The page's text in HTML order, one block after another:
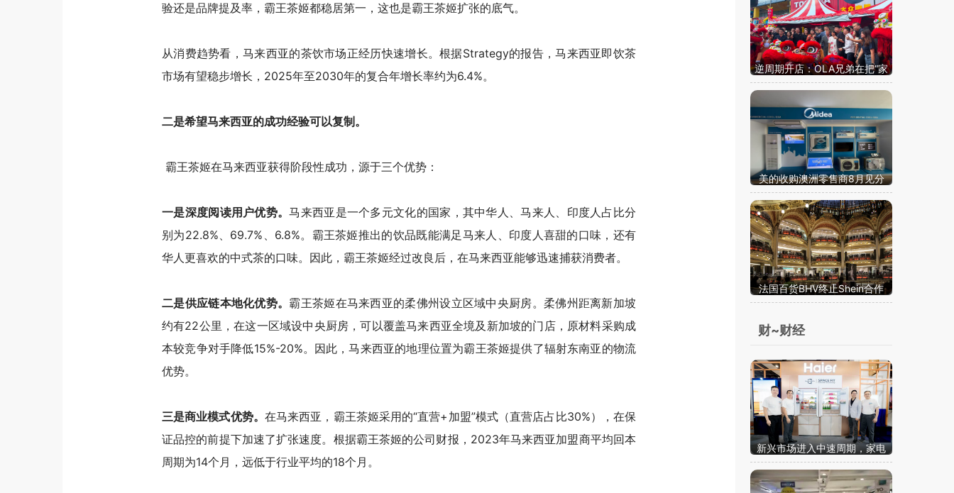
验还是品牌提及率，霸王茶姬都稳居第一，这也是霸王茶姬扩张的底气。
从消费趋势看，马来西亚的茶饮市场正经历快速增长。根据Strategy的报告，马来西亚即饮茶
市场有望稳步增长，2025年至2030年的复合年增长率约为6.4%。
二是希望马来西亚的成功经验可以复制。
霸王茶姬在马来西亚获得阶段性成功，源于三个优势：
一是深度阅读用户优势。马来西亚是一个多元文化的国家，其中华人、马来人、印度人占比分
别为22.8%、69.7%、6.8%。 霸王茶姬推出的饮品既能满足马来人、印度人喜甜的口味，还有
华人更喜欢的中式茶的口味。因此， 霸王茶姬经过改良后，在马来西亚能够迅速捕获消费者。
二是供应链本地化优势。 霸王茶姬在马来西亚的柔佛州设立区域中央厨房。柔佛州距离新加坡
约有22公里，在这一区域设中央厨房，可以覆盖马来西亚全境及新加坡的门店，原材料采购成
本较竞争对手降低15%-20%。 因此，马来西亚的地理位置为霸王茶姬提供了辐射东南亚的物流
优势。
三是商业模式优势。 在马来西亚 ， 霸王茶姬采用的“直营+加盟”模式（直营店占比30%） ， 在保
证品控的前提下加速了扩张速度。 根据霸王茶姬的公司财报，2023年马来西亚加盟商平均回本
周期为14个月，远低于行业平均的18个月。
逆周期开店：OLA兄弟在把“家
电零售”重新拆一遍
美的收购澳洲零售商8月见分
晓：这场海外布局大考或成分
水岭
法国百货BHV终止Shein合作
并称其为“战略错误”
财~财经
新兴市场进入中速周期，家电
出海进入结构竞争阶段